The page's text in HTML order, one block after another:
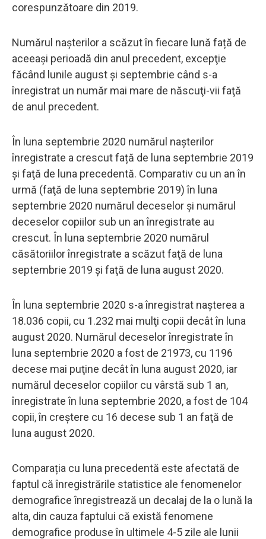
corespunzătoare din 2019.
Numărul nașterilor a scăzut în fiecare lună față de
aceeași perioadă din anul precedent, excepţie
făcând lunile august şi septembrie când s-a
înregistrat un număr mai mare de născuţi-vii faţă
de anul precedent.
În luna septembrie 2020 numărul naşterilor
înregistrate a crescut față de luna septembrie 2019
şi faţă de luna precedentă. Comparativ cu un an în
urmă (faţă de luna septembrie 2019) în luna
septembrie 2020 numărul deceselor şi numărul
deceselor copiilor sub un an înregistrate au
crescut. În luna septembrie 2020 numărul
căsătoriilor înregistrate a scăzut faţă de luna
septembrie 2019 şi faţă de luna august 2020.
În luna septembrie 2020 s-a înregistrat naşterea a
18.036 copii, cu 1.232 mai mulţi copii decât în luna
august 2020. Numărul deceselor înregistrate în
luna septembrie 2020 a fost de 21973, cu 1196
decese mai puţine decât în luna august 2020, iar
numărul deceselor copiilor cu vârstă sub 1 an,
înregistrate în luna septembrie 2020, a fost de 104
copii, în creştere cu 16 decese sub 1 an faţă de
luna august 2020.
Comparația cu luna precedentă este afectată de
faptul că înregistrările statistice ale fenomenelor
demografice înregistrează un decalaj de la o lună la
alta, din cauza faptului că există fenomene
demografice produse în ultimele 4-5 zile ale lunii